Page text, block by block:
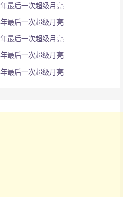
最后一次超级月亮
最后一次超级月亮
最后一次超级月亮
最后一次超级月亮
最后一次超级月亮